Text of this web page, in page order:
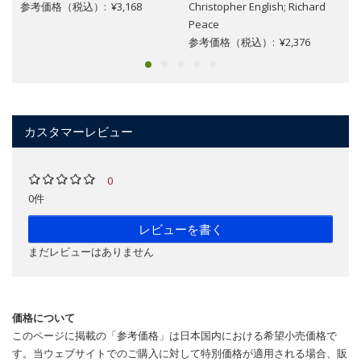
参考価格（税込）: ¥3,168
Christopher English; Richard
Peace
参考価格（税込）: ¥2,376
カスタマーレビュー
0
0件
レビューを書く
まだレビューはありません
価格について
このページに掲載の「参考価格」は日本国内における希望小売価格で
す。当ウェブサイトでのご購入に対して特別価格が適用される場合、販